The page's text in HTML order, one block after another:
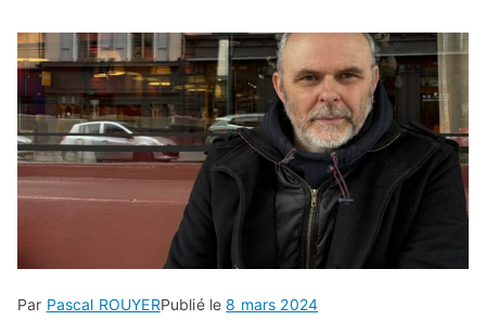
Par Pascal ROUYERPublié le8 mars 2024